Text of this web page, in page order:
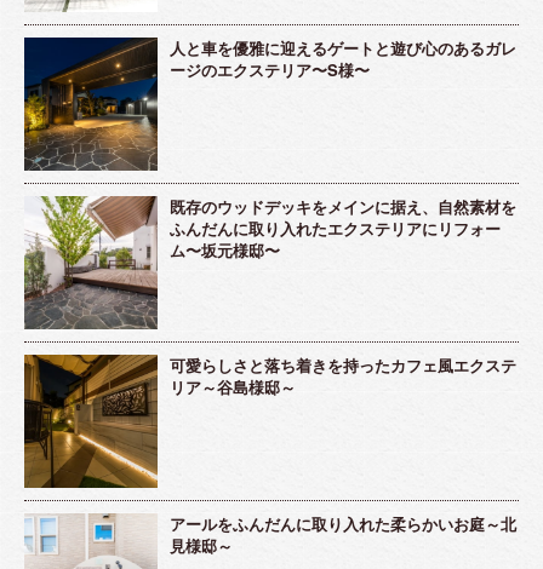
人と車を優雅に迎えるゲートと遊び心のあるガレ
ージのエクステリア〜S様〜
既存のウッドデッキをメインに据え、自然素材を
ふんだんに取り入れたエクステリアにリフォー
ム〜坂元様邸〜
可愛らしさと落ち着きを持ったカフェ風エクステ
リア～谷島様邸～
アールをふんだんに取り入れた柔らかいお庭～北
見様邸～